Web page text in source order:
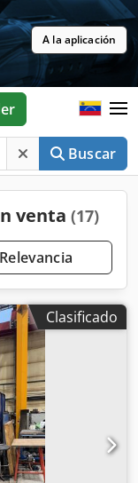
A la aplicación
Buscar
venta (17)
Relevancia
Clasificado